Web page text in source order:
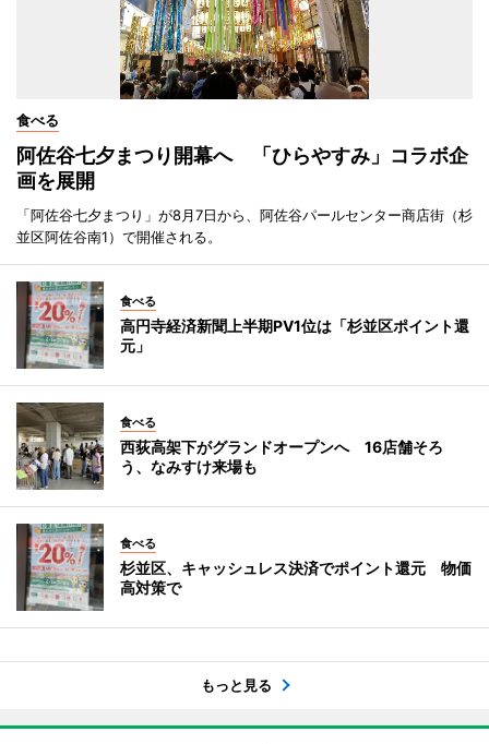
食べる
阿佐谷七夕まつり開幕へ 「ひらやすみ」コラボ企
画を展開
「阿佐谷七夕まつり」が8月7日から、阿佐谷パールセンター商店街（杉
並区阿佐谷南1）で開催される。
食べる
高円寺経済新聞上半期PV1位は「杉並区ポイント還
元」
食べる
西荻高架下がグランドオープンへ 16店舗そろ
う、なみすけ来場も
食べる
杉並区、キャッシュレス決済でポイント還元 物価
高対策で
もっと見る